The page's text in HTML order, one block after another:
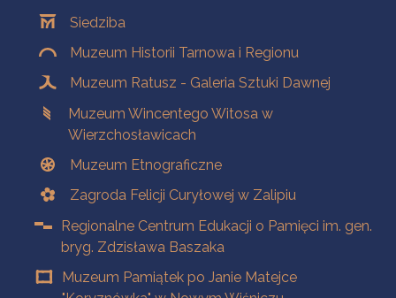
Siedziba
Muzeum Historii Tarnowa i Regionu
Muzeum Ratusz - Galeria Sztuki Dawnej
Muzeum Wincentego Witosa w
Wierzchosławicach
Muzeum Etnograficzne
Zagroda Felicji Curyłowej w Zalipiu
Regionalne Centrum Edukacji o Pamięci im. gen.
bryg. Zdzisława Baszaka
Muzeum Pamiątek po Janie Matejce